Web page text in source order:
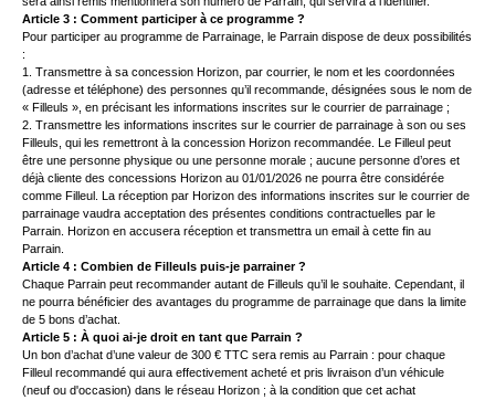
Article 3 : Comment participer à ce programme ?
Pour participer au programme de Parrainage, le Parrain dispose de deux possibilités
:
1. Transmettre à sa concession Horizon, par courrier, le nom et les coordonnées
(adresse et téléphone) des personnes qu’il recommande, désignées sous le nom de
« Filleuls », en précisant les informations inscrites sur le courrier de parrainage ;
2. Transmettre les informations inscrites sur le courrier de parrainage à son ou ses
Filleuls, qui les remettront à la concession Horizon recommandée. Le Filleul peut
être une personne physique ou une personne morale ; aucune personne d’ores et
déjà cliente des concessions Horizon au 01/01/2026 ne pourra être considérée
comme Filleul. La réception par Horizon des informations inscrites sur le courrier de
parrainage vaudra acceptation des présentes conditions contractuelles par le
Parrain. Horizon en accusera réception et transmettra un email à cette fin au
Parrain.
Article 4 : Combien de Filleuls puis-je parrainer ?
Chaque Parrain peut recommander autant de Filleuls qu’il le souhaite. Cependant, il
ne pourra bénéficier des avantages du programme de parrainage que dans la limite
de 5 bons d’achat.
Article 5 : À quoi ai-je droit en tant que Parrain ?
Un bon d’achat d’une valeur de 300 € TTC sera remis au Parrain : pour chaque
Filleul recommandé qui aura effectivement acheté et pris livraison d’un véhicule
(neuf ou d'occasion) dans le réseau Horizon ; à la condition que cet achat